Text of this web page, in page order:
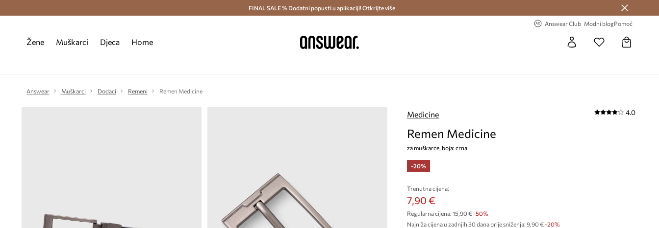
Besplatna dostava i povrat (od 70€) > Dostava u roku 48 sati >
FINAL SALE % Dodatni popusti u aplikaciji!Otkrijte više
Answear Club Modni blogPomoć
Žene Muškarci Djeca Home
Answear Muškarci Dodaci Remeni Remen Medicine
Medicine 4.0
Remen Medicine
za muškarce, boja: crna
-20%
Trenutna cijena:
7,90 €
Regularna cijena: 15,90 €-50%
Najniža cijena u zadnjih 30 dana prije sniženja: 9,90 € -20%